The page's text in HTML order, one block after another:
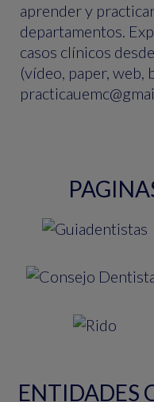
aprender y
departamentos.
casos clínicos
(vídeo, paper, web,
ENTIDADES